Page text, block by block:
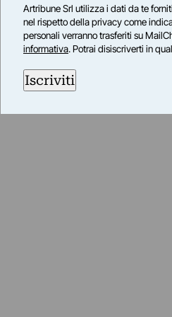
Artribune Srl utilizza i dati da te
nel rispetto della privacy come
personali verranno trasferiti su
informativa. Potrai disiscriverti in
Iscriviti